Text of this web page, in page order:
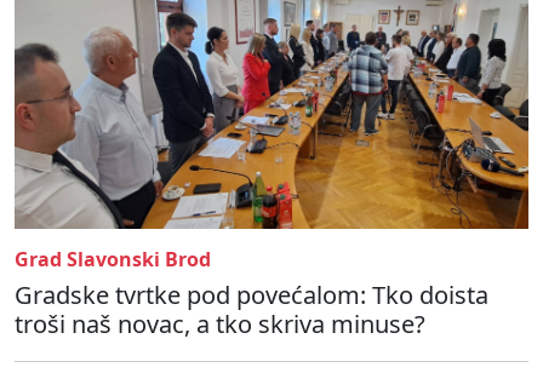
Grad Slavonski Brod
Gradske tvrtke pod povećalom: Tko doista
troši naš novac, a tko skriva minuse?